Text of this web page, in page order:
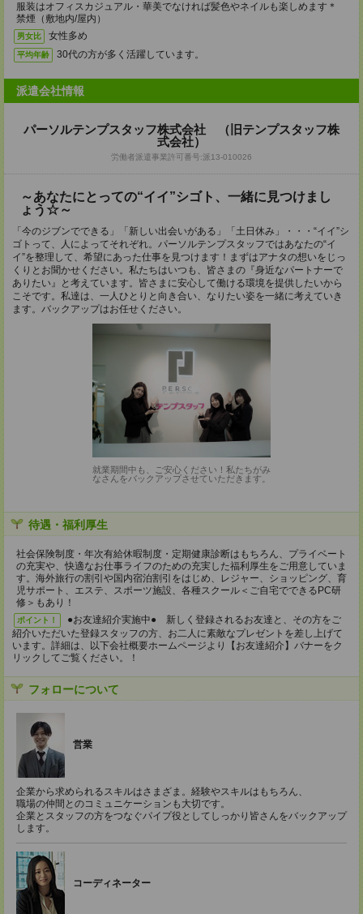
服装はオフィスカジュアル・華美でなければ髪色やネイルも楽しめます＊
禁煙（敷地内/屋内）
男女比 女性多め
平均年齢 30代の方が多く活躍しています。
派遣会社情報
パーソルテンプスタッフ株式会社 （旧テンプスタッフ株
式会社）
労働者派遣事業許可番号:派13-010026
～あなたにとっての“イイ”シゴト、一緒に見つけまし
ょう☆～
「今のジブンでできる」「新しい出会いがある」「土日休み」・・・“イイ”シ
ゴトって、人によってそれぞれ。パーソルテンプスタッフではあなたの“イ
イ”を整理して、希望にあった仕事を見つけます！まずはアナタの想いをじっ
くりとお聞かせください。私たちはいつも、皆さまの『身近なパートナーで
ありたい』と考えています。皆さまに安心して働ける環境を提供したいから
こそです。私達は、一人ひとりと向き合い、なりたい姿を一緒に考えていき
ます。バックアップはお任せください。
就業期間中も、ご安心ください！私たちがみ
なさんをバックアップさせていただきます。
待遇・福利厚生
社会保険制度・年次有給休暇制度・定期健康診断はもちろん、プライベート
の充実や、快適なお仕事ライフのための充実した福利厚生をご用意していま
す。海外旅行の割引や国内宿泊割引をはじめ、レジャー、ショッピング、育
児サポート、エステ、スポーツ施設、各種スクール＜ご自宅でできるPC研
修＞もあり！
ポイント！
●お友達紹介実施中● 新しく登録されるお友達と、その方をご
紹介いただいた登録スタッフの方、お二人に素敵なプレゼントを差し上げて
います。詳細は、以下会社概要ホームページより【お友達紹介】バナーをク
リックしてご覧ください。！
フォローについて
営業
企業から求められるスキルはさまざま。経験やスキルはもちろん、
職場の仲間とのコミュニケーションも大切です。
企業とスタッフの方をつなぐパイプ役としてしっかり皆さんをバックアップ
します。
コーディネーター